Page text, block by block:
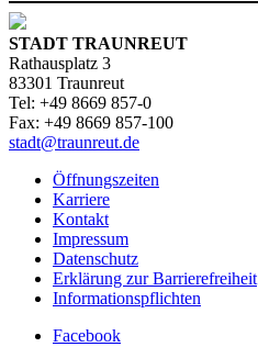
STADT TRAUNREUT
Rathausplatz 3
83301 Traunreut
Tel: +49 8669 857-0
Fax: +49 8669 857-100
stadt@traunreut.de
Öffnungszeiten
Karriere
Kontakt
Impressum
Datenschutz
Erklärung zur Barrierefreiheit
Informationspflichten
Facebook